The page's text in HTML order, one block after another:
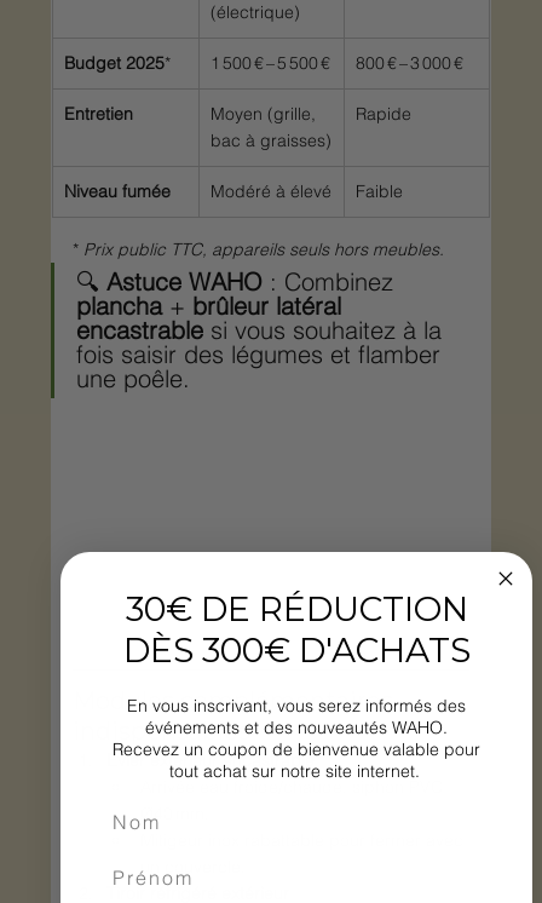
(électrique)
Budget 2025* 1 500 € – 5 500 € 800 € – 3 000 €
Entretien
Moyen (grille,
bac à graisses)
Rapide
Niveau fumée Modéré à élevé Faible
* Prix public TTC, appareils seuls hors meubles.
🔍 Astuce WAHO : Combinez
plancha + brûleur latéral
encastrable si vous souhaitez à la
fois saisir des légumes et flamber
une poêle.
Modules complémentaires
indispensables
Évier extérieur encastrable
Ø40 mm.
un couvercle.
30€ DE RÉDUCTION
DÈS 300€ D'ACHATS
En vous inscrivant, vous serez informés des
événements et des nouveautés WAHO.
Recevez un coupon de bienvenue valable pour
tout achat sur notre site internet.